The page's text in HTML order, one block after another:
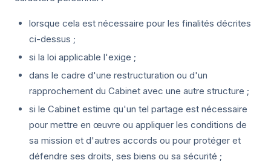
lorsque cela est nécessaire pour les finalités décrites
ci-dessus ;
si la loi applicable l'exige ;
dans le cadre d'une restructuration ou d'un
rapprochement du Cabinet avec une autre structure ;
si le Cabinet estime qu'un tel partage est nécessaire
pour mettre en œuvre ou appliquer les conditions de
sa mission et d'autres accords ou pour protéger et
défendre ses droits, ses biens ou sa sécurité ;